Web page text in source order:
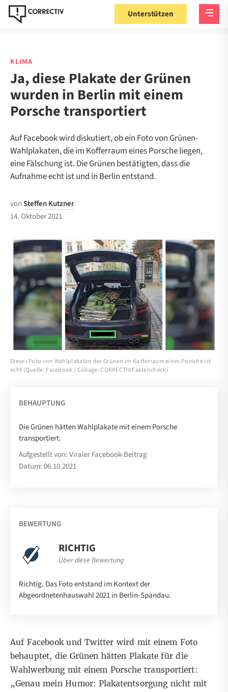
Unterstützen
KLIMA
Ja, diese Plakate der Grünen
wurden in Berlin mit einem
Porsche transportiert
Auf Facebook wird diskutiert, ob ein Foto von Grünen-
Wahlplakaten, die im Kofferraum eines Porsche liegen,
eine Fälschung ist. Die Grünen bestätigten, dass die
Aufnahme echt ist und in Berlin entstand.
vonSteffen Kutzner
14. Oktober 2021
Dieses Foto von Wahlplakaten der Grünen im Kofferraum eines Porsche ist
echt (Quelle: Facebook / Collage: CORRECTIV.Faktencheck)
BEHAUPTUNG
Die Grünen hätten Wahlplakate mit einem Porsche
transportiert.
Aufgestellt von: Viraler Facebook-Beitrag
Datum: 06.10.2021
BEWERTUNG
RICHTIG
Über diese Bewertung
Richtig. Das Foto entstand im Kontext der
Abgeordnetenhauswahl 2021 in Berlin-Spandau.
Auf FacebookundTwitter wird mit einem Foto
behauptet, die Grünen hätten Plakate für die
Wahlwerbung mit einem Porsche transportiert:
„Genau mein Humor: Plakatentsorgung nicht mit